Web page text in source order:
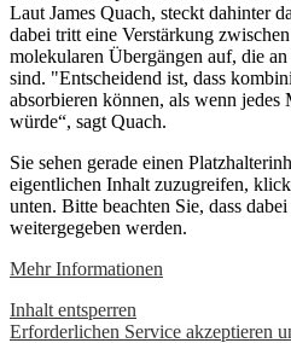
Laut James Quach, steckt dahinter
dabei tritt eine Verstärkung
molekularen Übergängen auf, die
sind. "Entscheidend ist, dass
absorbieren können, als wenn
würde“, sagt Quach.
Sie sehen gerade einen
eigentlichen Inhalt zuzugreifen,
unten. Bitte beachten Sie, dass
weitergegeben werden.
Mehr Informationen
Inhalt entsperren
Erforderlichen Service akzeptieren